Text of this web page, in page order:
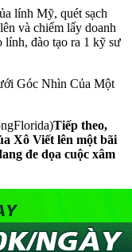
lính Mỹ, quét sạch
và chiếm lấy doanh
lính, đào tạo ra 1 kỹ sư
Góc Nhìn Của Một
Tiếp theo,
Xô Viết lên một bãi
đe dọa cuộc xâm